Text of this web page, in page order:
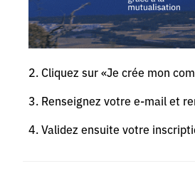
2. Cliquez sur «Je crée mon
3. Renseignez votre e-mail et
4. Validez ensuite votre